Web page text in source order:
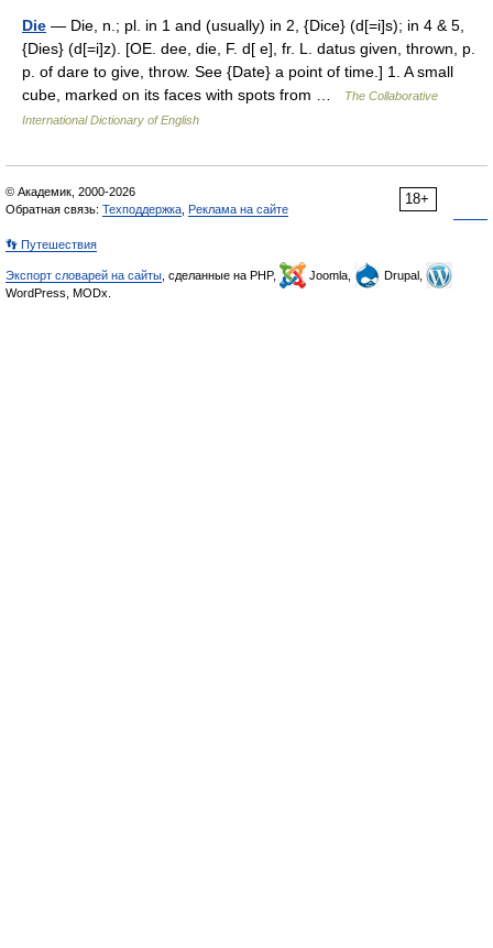
Die — Die, n.; pl. in 1 and (usually) in 2, {Dice} (d[=i]s); in 4 & 5,
{Dies} (d[=i]z). [OE. dee, die, F. d[ e], fr. L. datus given, thrown, p.
p. of dare to give, throw. See {Date} a point of time.] 1. A small
cube, marked on its faces with spots from …
The Collaborative
International Dictionary of English
18+
© Академик, 2000-2026
Обратная связь: Техподдержка Реклама на сайте
👣 Путешествия
Экспорт словарей на сайты , сделанные на PHP, Joomla,
Drupal,
WordPress, MODx.